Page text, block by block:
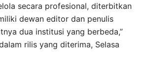
secara profesional, diterbitkan
dewan editor dan penulis
dua institusi yang berbeda,”
rilis yang diterima, Selasa